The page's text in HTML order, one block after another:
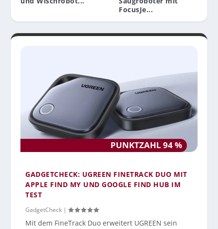
FocusJe...
PUNKTZAHL 94 %
GADGETCHECK: UGREEN FINETRACK DUO MIT
APPLE FIND MY UND GOOGLE FIND HUB IM
TEST
GadgetCheck |
Mit dem FineTrack Duo erweitert UGREEN sein